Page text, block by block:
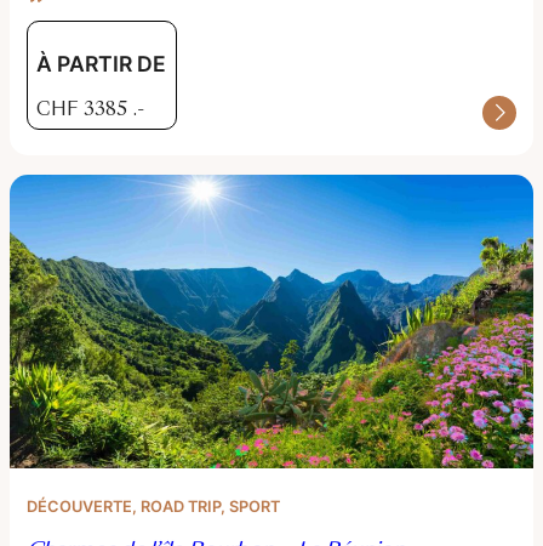
À PARTIR DE
CHF 3385 .-
DÉCOUVERTE, ROAD TRIP, SPORT